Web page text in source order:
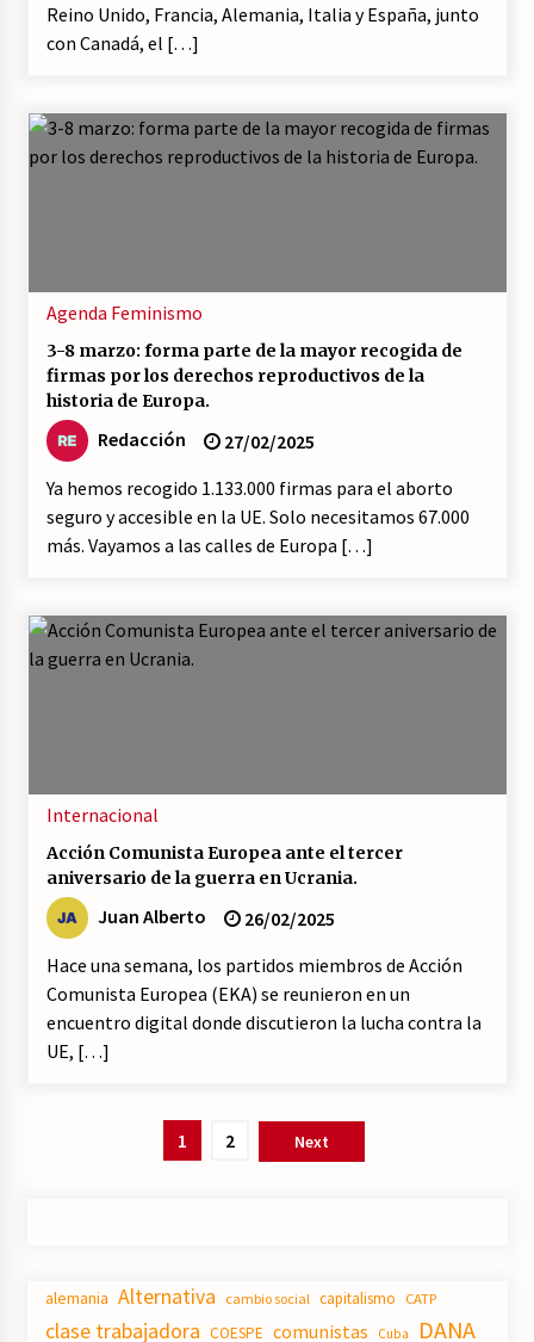
Reino Unido, Francia, Alemania, Italia y España, junto
con Canadá, el […]
Agenda Feminismo
3-8 marzo: forma parte de la mayor recogida de
firmas por los derechos reproductivos de la
historia de Europa.
Redacción
27/02/2025
Ya hemos recogido 1.133.000 firmas para el aborto
seguro y accesible en la UE. Solo necesitamos 67.000
más. Vayamos a las calles de Europa […]
Internacional
Acción Comunista Europea ante el tercer
aniversario de la guerra en Ucrania.
Juan Alberto
26/02/2025
Hace una semana, los partidos miembros de Acción
Comunista Europea (EKA) se reunieron en un
encuentro digital donde discutieron la lucha contra la
UE, […]
Paginación
1 2 Next
alemania Alternativa cambio social capitalismo CATP
clase trabajadora COESPE comunistas Cuba DANA